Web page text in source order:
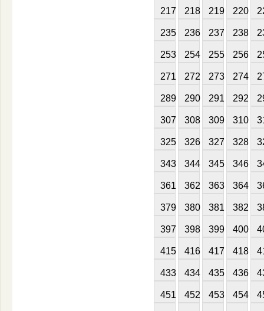
217 218 219 220
235 236 237 238
253 254 255 256
271 272 273 274
289 290 291 292
307 308 309 310
325 326 327 328
343 344 345 346
361 362 363 364
379 380 381 382
397 398 399 400
415 416 417 418
433 434 435 436
451 452 453 454